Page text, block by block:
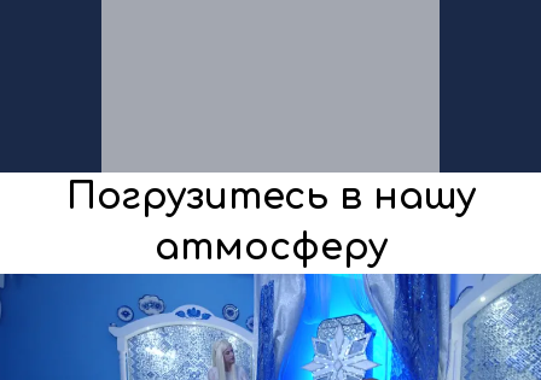
Погрузитесь в нашу
атмосферу